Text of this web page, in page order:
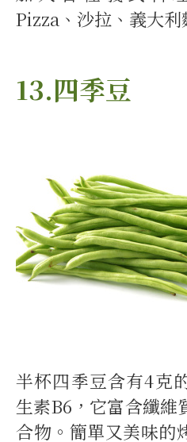
Pizza、沙拉、義大利
13.四季豆
半杯四季豆含有4克
生素B6，它富含纖維
合物。簡單又美味的